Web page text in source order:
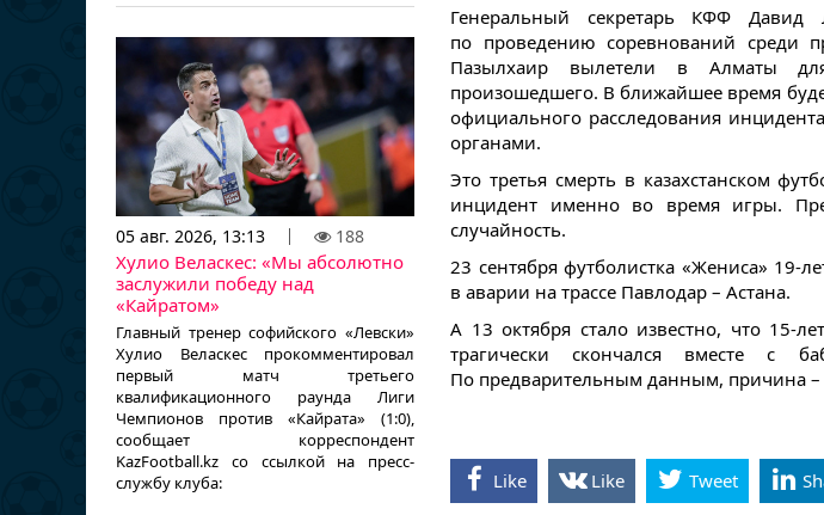
05 авг. 2026, 13:13 188
Хулио Веласкес: «Мы абсолютно
заслужили победу над
«Кайратом»
Главный тренер софийского «Левски»
Хулио Веласкес прокомментировал
первый матч третьего
квалификационного раунда Лиги
Чемпионов против «Кайрата» (1:0),
сообщает корреспондент
KazFootball.kz со ссылкой на пресс-
службу клуба:
Генеральный секретарь КФФ Давид
по проведению соревнований среди
Пазылхаир вылетели в Алматы для
произошедшего. В ближайшее время
официального расследования
органами.
Это третья смерть в казахстанском
инцидент именно во время игры.
случайность.
23 сентября футболистка «Жениса» 19-
в аварии на трассе Павлодар – Астана.
А 13 октября стало известно, что 15-
трагически скончался вместе с
По предварительным данным, причина –
Like Like Tweet